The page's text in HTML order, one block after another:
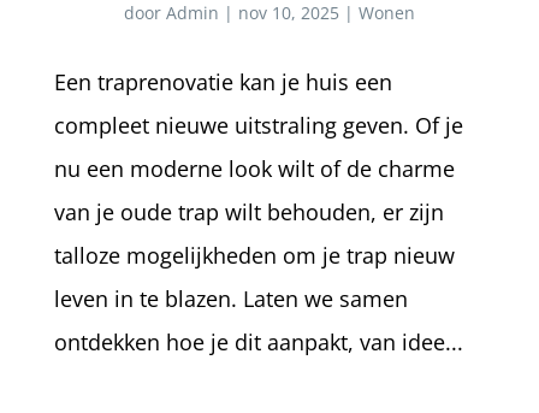
door Admin | nov 10, 2025 | Wonen
Een traprenovatie kan je huis een
compleet nieuwe uitstraling geven. Of je
nu een moderne look wilt of de charme
van je oude trap wilt behouden, er zijn
talloze mogelijkheden om je trap nieuw
leven in te blazen. Laten we samen
ontdekken hoe je dit aanpakt, van idee...